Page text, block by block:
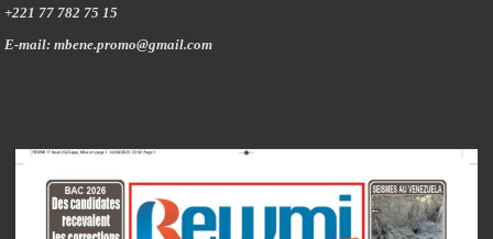
+221 77 782 75 15
E-mail: mbene.promo@gmail.com